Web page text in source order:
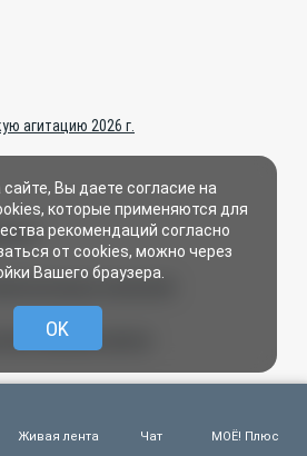
агитацию 2026 г.
технологий
сайтов)
Живая лента Чат МОЁ! Плюс
Вы даете согласие на
которые применяются для
рекомендаций согласно
от cookies, можно через
Вашего браузера.
OK